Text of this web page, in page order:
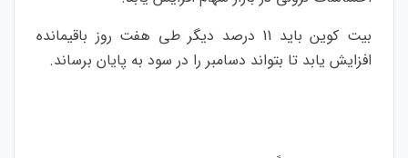
بیت کوین باید 11 درصد دیگر طی هفت روز باقیمانده
افزایش یابد تا بتواند دسامبر را در سود به پایان برساند.